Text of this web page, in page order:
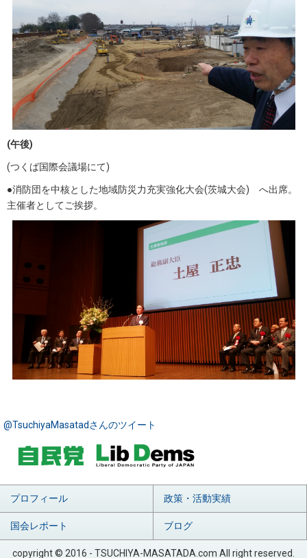
(午後)
(つくば国際会議場にて)
●消防団を中核とした地域防災力充実強化大会(茨城大会) へ出席。
主催者としてご挨拶。
@TsuchiyaMasatadさんのツイート
プロフィール 政策・活動実績
国会レポート ブログ
copyright © 2016 - TSUCHIYA-MASATADA.com All right reserved.